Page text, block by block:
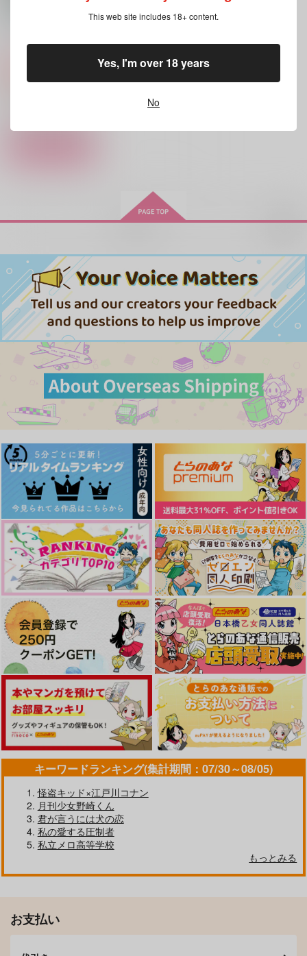
再販希望
かじるつるみか本丸
へびが囁く
刀剣乱舞
キーワードランキング(集計期間：07/30～08/05)
怪盗キッド×江戸川コナン
月刊少女野崎くん
君が言うには犬の恋
私の愛する圧制者
私立メロ高等学校
もっとみる
お支払い
This web site includes 18+ content.
No
Yes, I'm over 18 years